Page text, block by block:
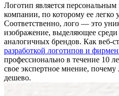
Логотип является
компании, по которому ее легко
Соответственно, лого — это
изображение, выделяющее среди
аналогичных брендов. Как веб-
разработкой логотипов и
профессионально в течение 10
свое экспертное мнение,
дешево.